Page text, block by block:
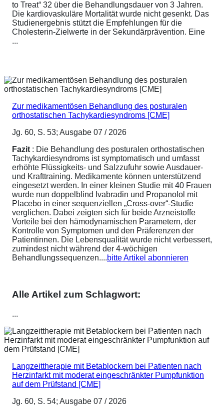
to Treat“ 32 über die Behandlungsdauer von 3 Jahren.
Die kardiovaskuläre Mortalität wurde nicht gesenkt. Das
Studienergebnis stützt die Empfehlungen für die
Cholesterin-Zielwerte in der Sekundärprävention. Eine
...
Zur medikamentösen Behandlung des posturalen
orthostatischen Tachykardiesyndroms [CME]
Jg. 60, S. 53; Ausgabe 07 / 2026
Fazit : Die Behandlung des posturalen orthostatischen
Tachykardiesyndroms ist symptomatisch und umfasst
erhöhte Flüssigkeits- und Salzzufuhr sowie Ausdauer-
und Krafttraining. Medikamente können unterstützend
eingesetzt werden. In einer kleinen Studie mit 40 Frauen
wurde nun doppelblind Ivabradin und Propanolol mit
Placebo in einer sequenziellen „Cross-over“-Studie
verglichen. Dabei zeigten sich für beide Arzneistoffe
Vorteile bei den hämodynamischen Parametern, der
Kontrolle von Symptomen und den Präferenzen der
Patientinnen. Die Lebensqualität wurde nicht verbessert,
zumindest nicht während der 4-wöchigen
Behandlungssequenzen....bitte Artikel abonnieren
Alle Artikel zum Schlagwort:
...
Langzeittherapie mit Betablockern bei Patienten nach
Herzinfarkt mit moderat eingeschränkter Pumpfunktion
auf dem Prüfstand [CME]
Jg. 60, S. 54; Ausgabe 07 / 2026